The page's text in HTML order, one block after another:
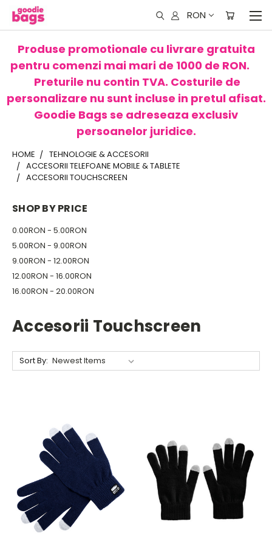
RON
Produse promotionale cu livrare gratuita
pentru comenzi mai mari de 1000 de RON.
Preturile nu contin TVA. Costurile de
personalizare nu sunt incluse in pretul afisat.
Goodie Bags se adreseaza exclusiv
persoanelor juridice.
HOME
TEHNOLOGIE & ACCESORII
ACCESORII TELEFOANE MOBILE & TABLETE
ACCESORII TOUCHSCREEN
SHOP BY PRICE
0.00RON - 5.00RON
5.00RON - 9.00RON
9.00RON - 12.00RON
12.00RON - 16.00RON
16.00RON - 20.00RON
Accesorii Touchscreen
Sort By: